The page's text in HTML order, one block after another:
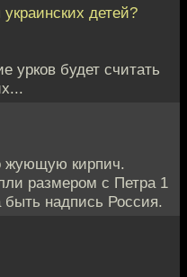
детей?
урков будет считать
жующую кирпич.
размером с Петра 1
надпись Россия.